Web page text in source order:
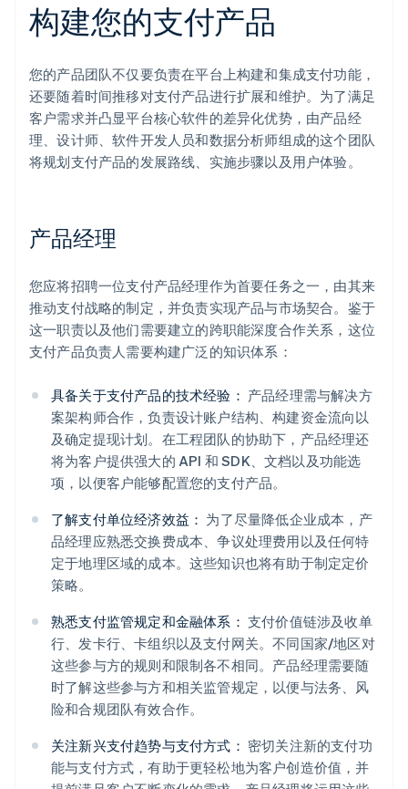
构建您的支付产品
您的产品团队不仅要负责在平台上构建和集成支付功能，
还要随着时间推移对支付产品进行扩展和维护。为了满足
客户需求并凸显平台核心软件的差异化优势，由产品经
理、设计师、软件开发人员和数据分析师组成的这个团队
将规划支付产品的发展路线、实施步骤以及用户体验。
产品经理
您应将招聘一位支付产品经理作为首要任务之一，由其来
推动支付战略的制定，并负责实现产品与市场契合。鉴于
这一职责以及他们需要建立的跨职能深度合作关系，这位
支付产品负责人需要构建广泛的知识体系：
具备关于支付产品的技术经验： 产品经理需与解决方
案架构师合作，负责设计账户结构、构建资金流向以
及确定提现计划。在工程团队的协助下，产品经理还
将为客户提供强大的 API 和 SDK、文档以及功能选
项，以便客户能够配置您的支付产品。
了解支付单位经济效益： 为了尽量降低企业成本，产
品经理应熟悉交换费成本、争议处理费用以及任何特
定于地理区域的成本。这些知识也将有助于制定定价
策略。
熟悉支付监管规定和金融体系： 支付价值链涉及收单
行、发卡行、卡组织以及支付网关。不同国家/地区对
这些参与方的规则和限制各不相同。产品经理需要随
时了解这些参与方和相关监管规定，以便与法务、风
险和合规团队有效合作。
关注新兴支付趋势与支付方式： 密切关注新的支付功
能与支付方式，有助于更轻松地为客户创造价值，并